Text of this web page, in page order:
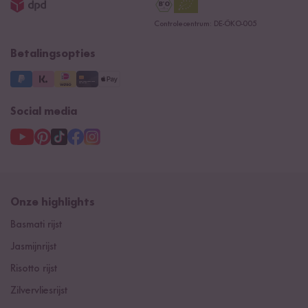
Controlecentrum: DE-ÖKO-005
Betalingsopties
Social media
Onze highlights
Basmati rijst
Jasmijnrijst
Risotto rijst
Zilvervliesrijst